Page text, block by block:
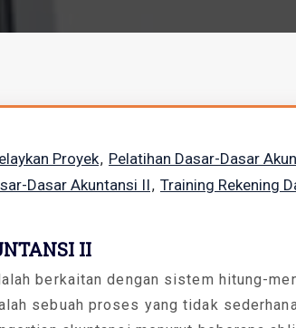
Proyek, Pelatihan Dasar-Dasar
Dasar Akuntansi II, Training Rekening
II
berkaitan dengan sistem hitung-
sebuah proses yang tidak